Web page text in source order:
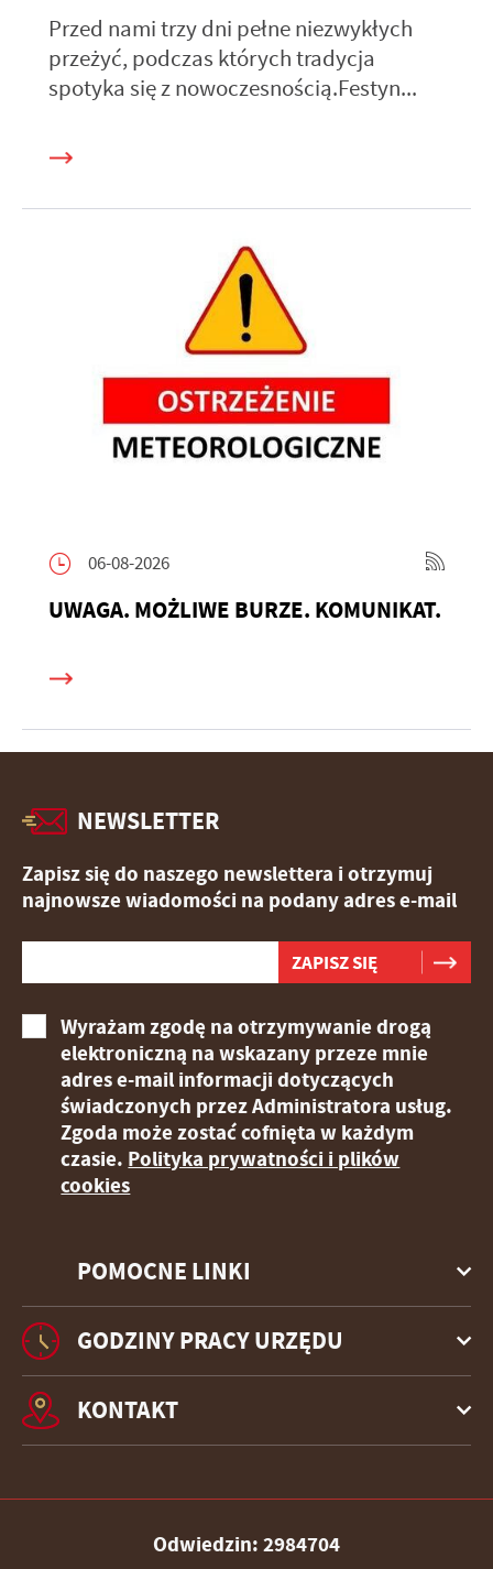
Przed nami trzy dni pełne niezwykłych
przeżyć, podczas których tradycja
spotyka się z nowoczesnością.Festyn...
06-08-2026
UWAGA. MOŻLIWE BURZE. KOMUNIKAT.
POMOCNE LINKI
NEWSLETTER
Zapisz się do naszego newslettera i otrzymuj
najnowsze wiadomości na podany adres e-mail
Wyrażam zgodę na otrzymywanie drogą
elektroniczną na wskazany przeze mnie
adres e-mail informacji dotyczących
świadczonych przez Administratora usług.
Zgoda może zostać cofnięta w każdym
czasie. Polityka prywatności i plików
cookies
GODZINY PRACY URZĘDU
KONTAKT
Odwiedzin: 2984704